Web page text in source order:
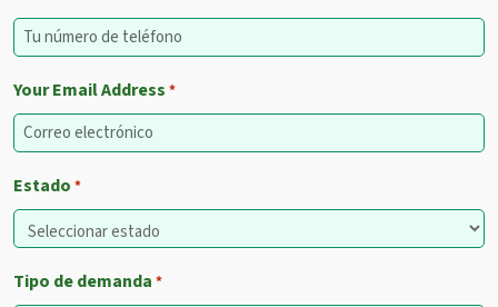
Your Email Address *
Estado *
Tipo de demanda *